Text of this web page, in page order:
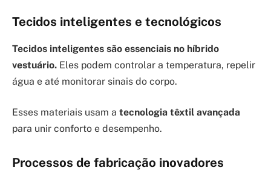
Tecidos inteligentes e tecnológicos
Tecidos inteligentes são essenciais no híbrido
vestuário. Eles podem controlar a temperatura, repelir
água e até monitorar sinais do corpo.
Esses materiais usam a tecnologia têxtil avançada
para unir conforto e desempenho.
Processos de fabricação inovadores